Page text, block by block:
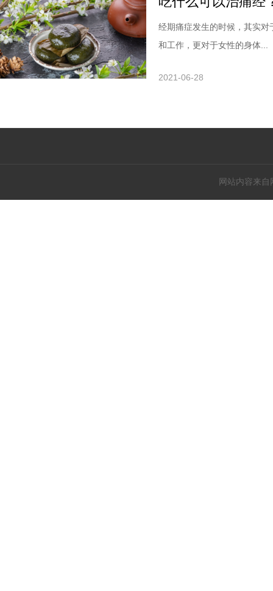
经期痛症发生的时候，其实
和工作，更对于女性的身体...
2021-06-28
网站内容来